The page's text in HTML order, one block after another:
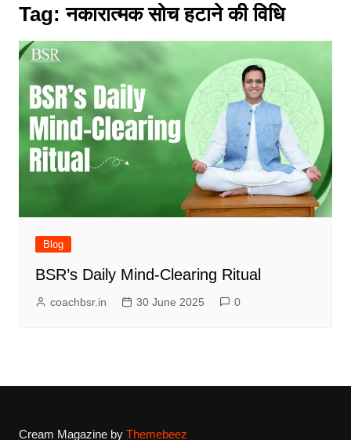
Tag:नकारात्मक सोच हटाने की विधि
Blog
BSR’s Daily Mind-Clearing Ritual
coachbsr.in 30 June 2025 0
Cream Magazine by Themebeez